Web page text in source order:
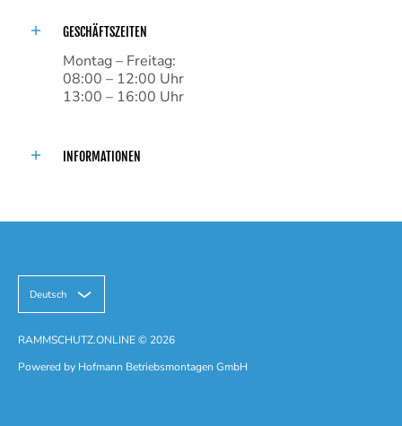
GESCHÄFTSZEITEN
Montag – Freitag:
08:00 – 12:00 Uhr
13:00 – 16:00 Uhr
INFORMATIONEN
Deutsch
RAMMSCHUTZ.ONLINE© 2026
Powered by Hofmann Betriebsmontagen GmbH